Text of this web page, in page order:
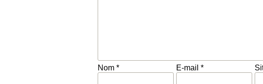
Nom * E-mail *